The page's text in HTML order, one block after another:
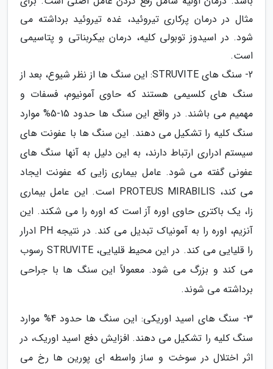
مثال در درمان پرکاری تیروئید، غده تیروئید برداشته می
شود. در اسیدوز توبولی کلیه، درمان بیکربناتی و پتاسیمی
است.
2- سنگ های STRUVITE: این سنگ ها از نظر شیوع، بعد از
سنگ های کلسیمی هستند که حاوی آمونیوم، فسفات و
مهمیم می باشند. در واقع این سنگ ها حدود 15-5% موارد
سنگ کلیه را تشکیل می دهند. این سنگ ها با عفونت های
سیستم ادراری ارتباط دارند، به این دلیل به آنها سنگ های
عفونی گفته می شود. عامل بیماری زایی که عفونت ایجاد
می کند، PROTEUS MIRABILIS است. این عامل بیماری
زا، یک باکتری حاوی اوره آز است که اوره را می شکند. این
آنزیم، اوره را به آمونیاک تبدیل می کند. در نتیجه PH ادرار
را قلیایی می کند. در این محیط قلیایی، STRUVITE رسوب
می کند و بزرگ می شود. معمولاً این سنگ ها با جراحی
برداشته می شوند.
3- سنگ های اسید اوریکی: این سنگ ها حدود 4% موارد
سنگ کلیه را تشکیل می دهند. افزایش دفع اسید اوریک، در
اثر اختلال در سوخت و ساز واسطه ای پورین ها رخ می